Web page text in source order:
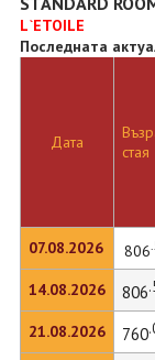
L`ETOILE
Последната
Дата
07.08.2026
14.08.2026
21.08.2026
стая
806
806
760